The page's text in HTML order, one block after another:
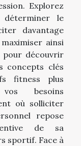
Explorez
le
davantage
ainsi
pour découvrir
concepts clés
fitness plus
besoins
où solliciter
repose
de sa
sportif. Face à